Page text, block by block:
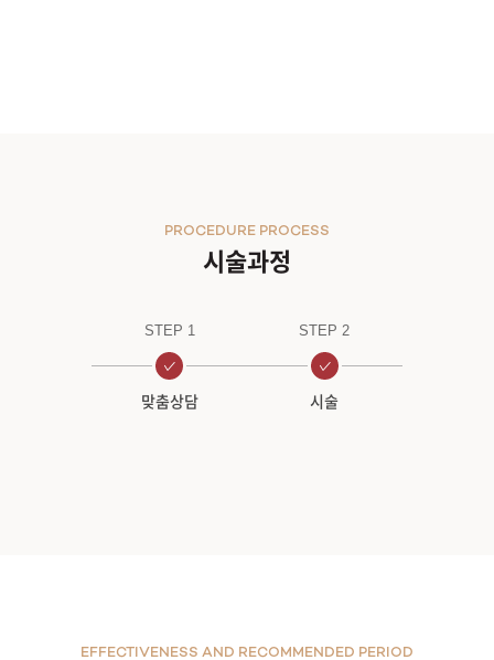
시술과정
PROCEDURE PROCESS
STEP 1
맞춤상담
STEP 2
시술
EFFECTIVENESS AND RECOMMENDED PERIOD